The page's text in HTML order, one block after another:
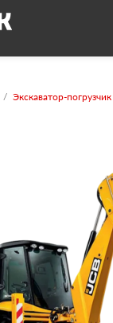
Экскаватор-погрузчик